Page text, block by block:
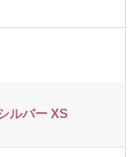
ルバー XS